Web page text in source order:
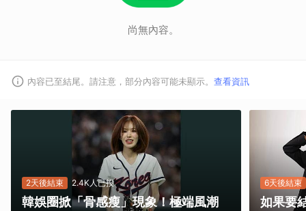
尚無內容。
內容已至結尾。請注意，部分內容可能未顯示。 查看資訊
2天後結束 2.4K人已投
韓娛圈掀「骨感瘦」現象！極端風潮
6天後結束
如果要